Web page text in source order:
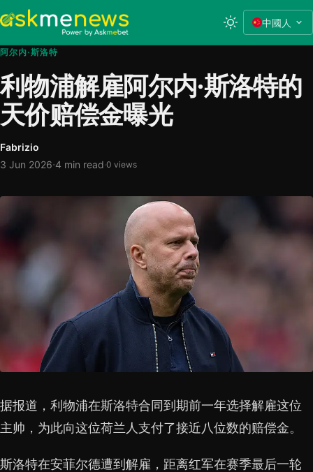
中國人
阿尔内·斯洛特
利物浦解雇阿尔内·斯洛特的
天价赔偿金曝光
Fabrizio
3 Jun 2026·4 min read·0 views
据报道，利物浦在斯洛特合同到期前一年选择解雇这位
主帅，为此向这位荷兰人支付了接近八位数的赔偿金。
斯洛特在安菲尔德遭到解雇，距离红军在赛季最后一轮